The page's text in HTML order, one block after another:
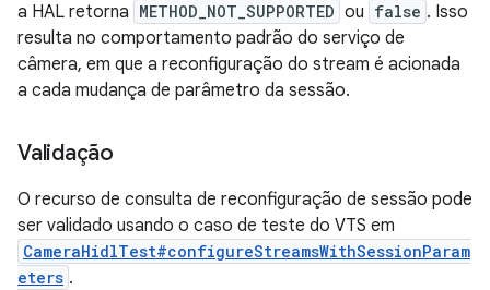
a HAL retorna METHOD_NOT_SUPPORTED ou false . Isso
resulta no comportamento padrão do serviço de
câmera, em que a reconfiguração do stream é acionada
a cada mudança de parâmetro da sessão.
Validação
O recurso de consulta de reconfiguração de sessão pode
ser validado usando o caso de teste do VTS em
CameraHidlTest#configureStreamsWithSessionParam
eters .